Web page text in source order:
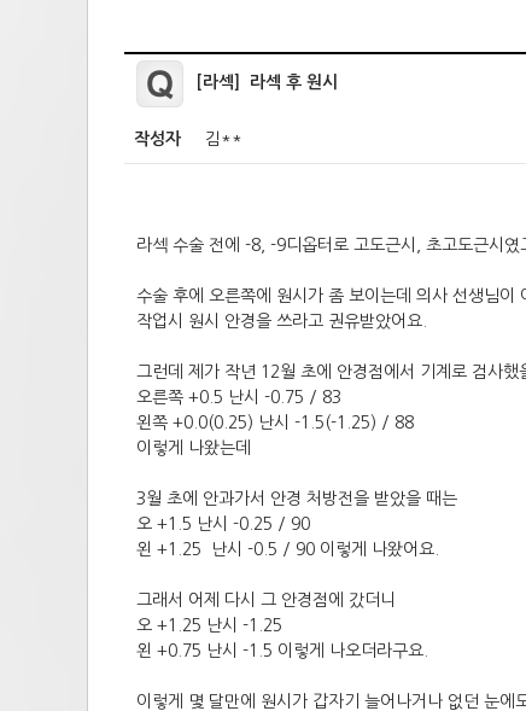
[라섹] 라섹 후 원시
작성자 김**
라섹 수술 전에 -8, -9디옵터로 고도근시, 초고도근시
수술 후에 오른쪽에 원시가 좀 보이는데 의사 선생님이
작업시 원시 안경을 쓰라고 권유받았어요.
그런데 제가 작년 12월 초에 안경점에서 기계로 검사했
오른쪽 +0.5 난시 -0.75 / 83
왼쪽 +0.0(0.25) 난시 -1.5(-1.25) / 88
이렇게 나왔는데
3월 초에 안과가서 안경 처방전을 받았을 때는
오 +1.5 난시 -0.25 / 90
왼 +1.25 난시 -0.5 / 90 이렇게 나왔어요.
그래서 어제 다시 그 안경점에 갔더니
오 +1.25 난시 -1.25
왼 +0.75 난시 -1.5 이렇게 나오더라구요.
이렇게 몇 달만에 원시가 갑자기 늘어나거나 없던 눈에